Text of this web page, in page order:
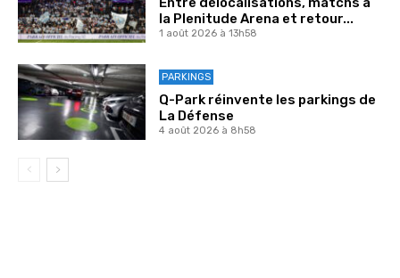
la Plenitude Arena et retour...
1 août 2026 à 13h58
PARKINGS
Q-Park réinvente les parkings de
La Défense
4 août 2026 à 8h58